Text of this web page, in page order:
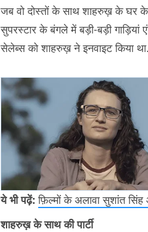
जब वो दोस्तों के साथ शाहरुख़ के घर के
सुपरस्टार के बंगले में बड़ी-बड़ी गाड़ियां
सेलेब्स को शाहरुख़ ने इनवाइट किया था.
ये भी पढ़ें:फ़िल्मों के अलावा सुशांत
शाहरुख़ के साथ की पार्टी